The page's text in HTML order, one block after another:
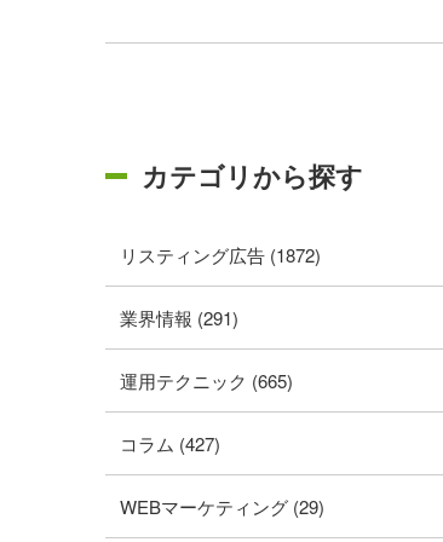
カテゴリから探す
リスティング広告 (1872)
業界情報 (291)
運用テクニック (665)
コラム (427)
WEBマーケティング (29)